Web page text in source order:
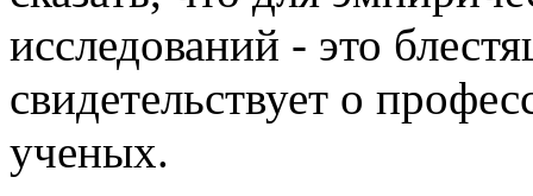
исследований - это
свидетельствует о
ученых.